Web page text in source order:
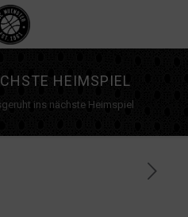
HEIMSPIEL
ins nächste Heimspiel